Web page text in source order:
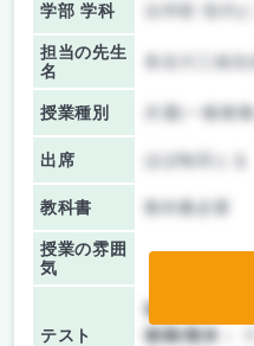
学部 学科
担当の先生
名
授業種別 共通(一般教養)
出席 ほぼ毎回とる
教科書 教科書必要
授業の雰囲
気
テスト
前期/中間：
後期/期末：